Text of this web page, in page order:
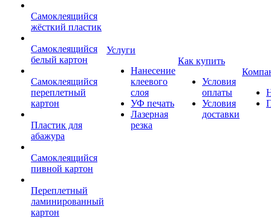
Самоклеящийся
жёсткий пластик
Самоклеящийся
белый картон
Самоклеящийся
переплетный
картон
Пластик для
абажура
Самоклеящийся
пивной картон
Переплетный
ламинированный
картон
Услуги
Нанесение
клеевого
слоя
УФ печать
Лазерная
резка
Как купить
Условия
оплаты
Условия
доставки